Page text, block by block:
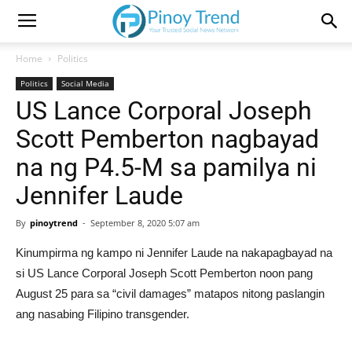
Home Politics
Politics Social Media
US Lance Corporal Joseph
Scott Pemberton nagbayad
na ng P4.5-M sa pamilya ni
Jennifer Laude
By pinoytrend - September 8, 2020 5:07 am
Kinumpirma ng kampo ni Jennifer Laude na nakapagbayad na
si US Lance Corporal Joseph Scott Pemberton noon pang
August 25 para sa “civil damages” matapos nitong paslangin
ang nasabing Filipino transgender.